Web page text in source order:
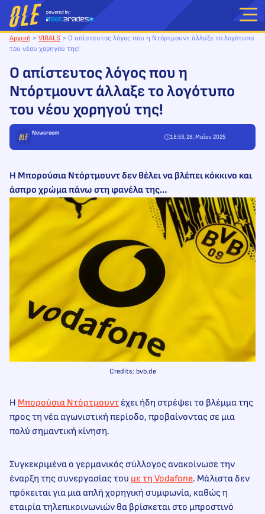
Μετάβαση
στο
περιεχόμενο
Αρχική > VIRALS > Ο απίστευτος λόγος που η Ντόρτμουντ άλλαξε το λογότυπο
του νέου χορηγού της!
Ο απίστευτος λόγος που η
Ντόρτμουντ άλλαξε το λογότυπο
του νέου χορηγού της!
Newsroom
18:53, 28. Μαΐου 2025
Η Μπορούσια Ντόρτμουντ δεν θέλει να βλέπει κόκκινο και
άσπρο χρώμα πάνω στη φανέλα της…
Credits: bvb.de
Η Μπορούσια Ντόρτμουντ έχει ήδη στρέψει το βλέμμα της
προς τη νέα αγωνιστική περίοδο, προβαίνοντας σε μια
πολύ σημαντική κίνηση.
Συγκεκριμένα ο γερμανικός σύλλογος ανακοίνωσε την
έναρξη της συνεργασίας του με τη Vodafone. Μάλιστα δεν
πρόκειται για μια απλή χορηγική συμφωνία, καθώς η
εταιρία τηλεπικοινωνιών θα βρίσκεται στο μπροστινό